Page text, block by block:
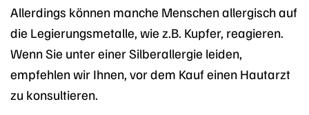
Allerdings können manche Menschen allergisch auf
die Legierungsmetalle, wie z.B. Kupfer, reagieren.
Wenn Sie unter einer Silberallergie leiden,
empfehlen wir Ihnen, vor dem Kauf einen Hautarzt
zu konsultieren.